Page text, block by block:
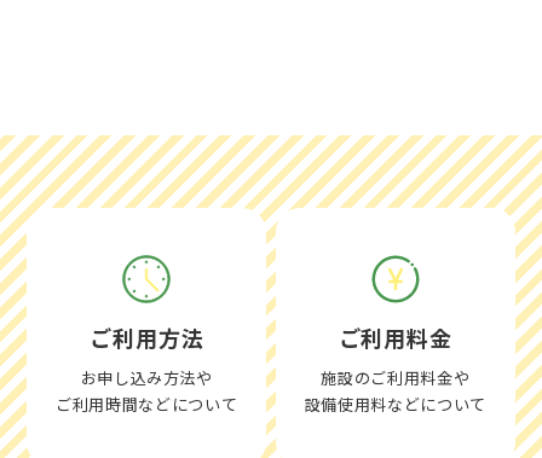
ご利用方法
お申し込み方法や
ご利用時間などについて
ご利用料金
施設のご利用料金や
設備使用料などについて